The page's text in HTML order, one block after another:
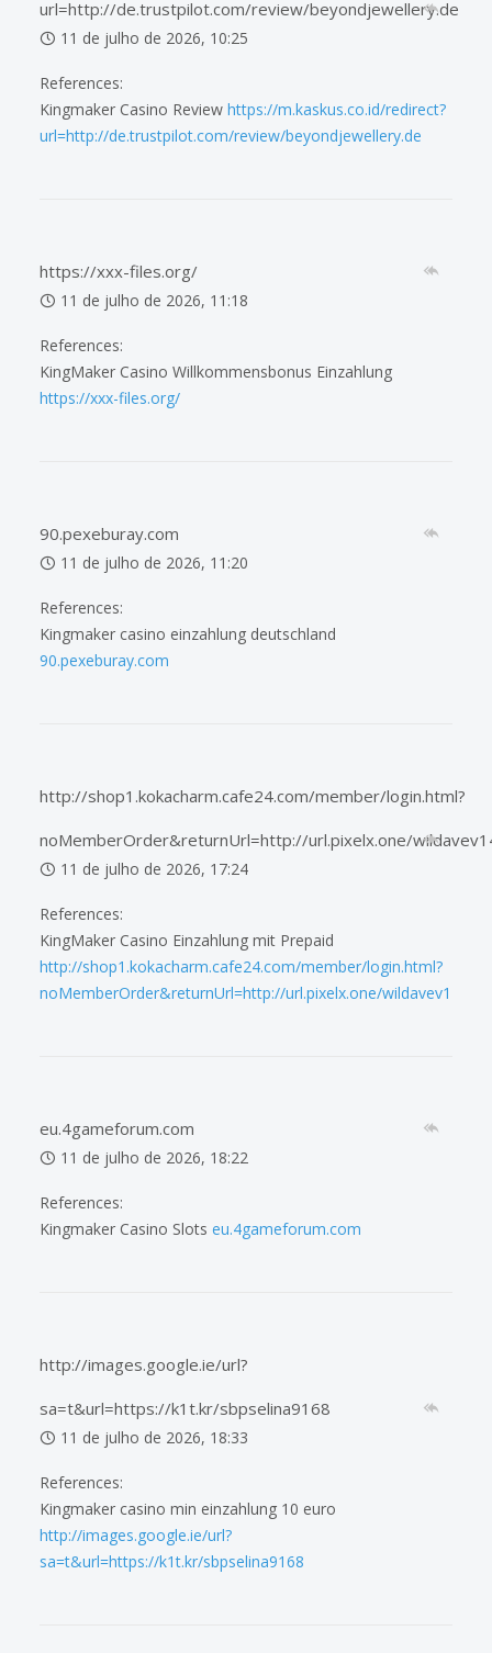
url=http://de.trustpilot.com/review/beyondjewellery.de
11 de julho de 2026, 10:25
References:
Kingmaker Casino Review https://m.kaskus.co.id/redirect?
url=http://de.trustpilot.com/review/beyondjewellery.de
https://xxx-files.org/
11 de julho de 2026, 11:18
References:
KingMaker Casino Willkommensbonus Einzahlung
https://xxx-files.org/
90.pexeburay.com
11 de julho de 2026, 11:20
References:
Kingmaker casino einzahlung deutschland
90.pexeburay.com
http://shop1.kokacharm.cafe24.com/member/login.html?
noMemberOrder&returnUrl=http://url.pixelx.one/
11 de julho de 2026, 17:24
References:
KingMaker Casino Einzahlung mit Prepaid
http://shop1.kokacharm.cafe24.com/member/login.html?
noMemberOrder&returnUrl=http://url.pixelx.one/
eu.4gameforum.com
11 de julho de 2026, 18:22
References:
Kingmaker Casino Slots eu.4gameforum.com
http://images.google.ie/url?
sa=t&url=https://k1t.kr/sbpselina9168
11 de julho de 2026, 18:33
References:
Kingmaker casino min einzahlung 10 euro
http://images.google.ie/url?
sa=t&url=https://k1t.kr/sbpselina9168